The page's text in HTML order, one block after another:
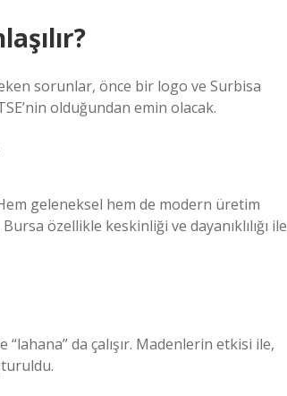
sorunlar, önce bir logo ve Surbisa
olduğundan emin olacak.
geleneksel hem de modern üretim
özellikle keskinliği ve dayanıklılığı ile
da çalışır. Madenlerin etkisi ile,